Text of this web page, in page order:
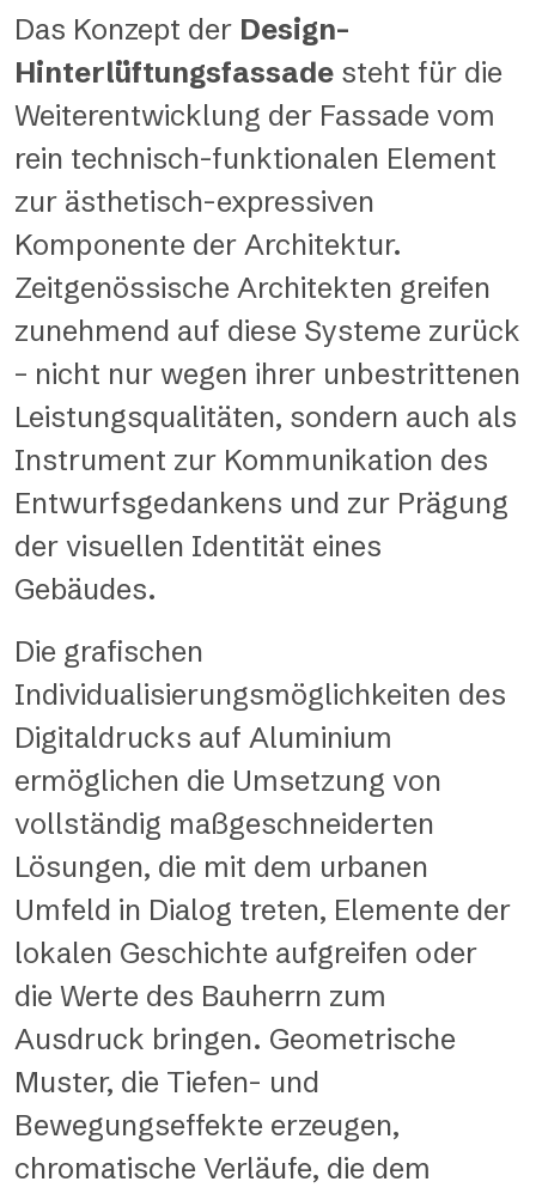
Das Konzept der Design-
Hinterlüftungsfassade steht für die
Weiterentwicklung der Fassade vom
rein technisch-funktionalen Element
zur ästhetisch-expressiven
Komponente der Architektur.
Zeitgenössische Architekten greifen
zunehmend auf diese Systeme zurück
– nicht nur wegen ihrer unbestrittenen
Leistungsqualitäten, sondern auch als
Instrument zur Kommunikation des
Entwurfsgedankens und zur Prägung
der visuellen Identität eines
Gebäudes.
Die grafischen
Individualisierungsmöglichkeiten des
Digitaldrucks auf Aluminium
ermöglichen die Umsetzung von
vollständig maßgeschneiderten
Lösungen, die mit dem urbanen
Umfeld in Dialog treten, Elemente der
lokalen Geschichte aufgreifen oder
die Werte des Bauherrn zum
Ausdruck bringen. Geometrische
Muster, die Tiefen- und
Bewegungseffekte erzeugen,
chromatische Verläufe, die dem